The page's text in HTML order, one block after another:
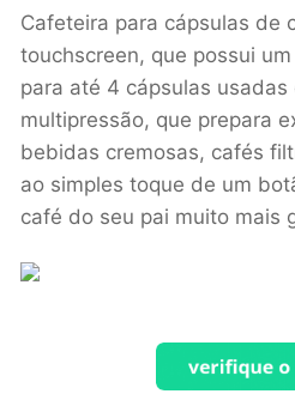
Cafeteira para cápsulas de
touchscreen, que possui
para até 4 cápsulas usadas
multipressão, que prepara
bebidas cremosas, cafés
ao simples toque de um
café do seu pai muito mais